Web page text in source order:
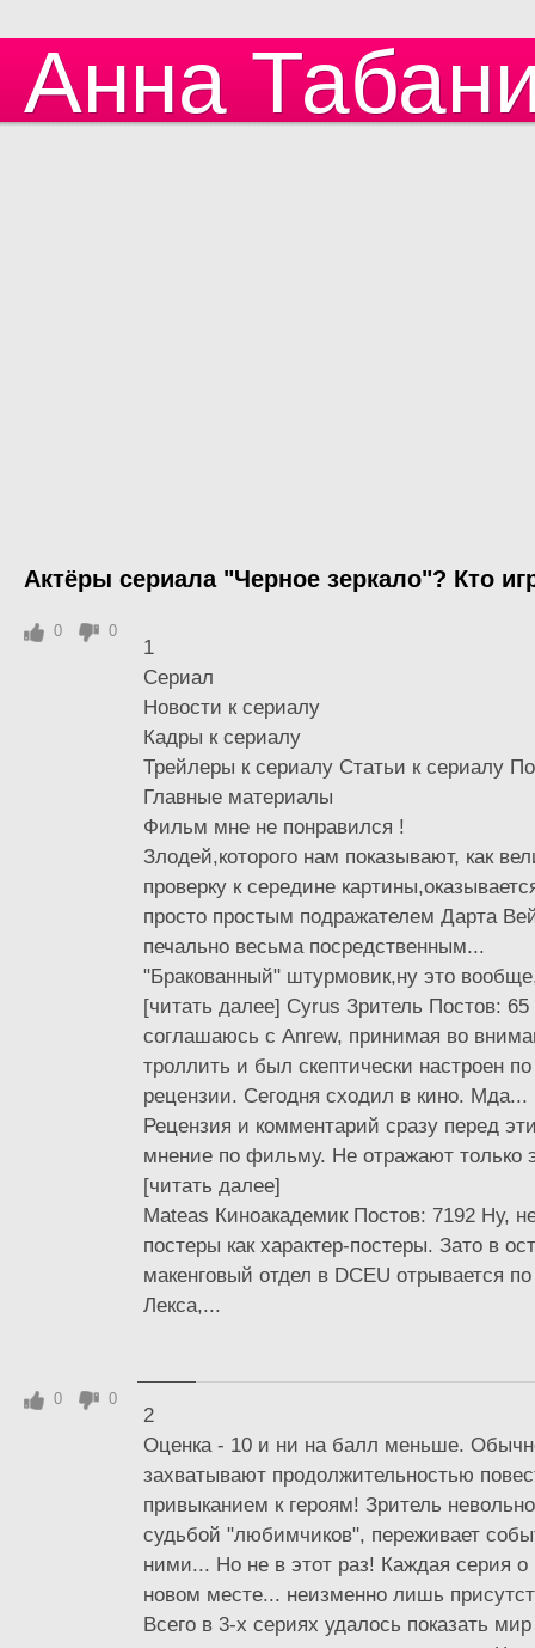
Анна
Актёры сериала "Черное зеркало"? Кто
1
Сериал
Новости к сериалу
Кадры к сериалу
Трейлеры к сериалу Статьи к сериалу
Главные материалы
Фильм мне не понравился !
Злодей,которого нам показывают, как
проверку к середине
просто простым подражателем Дарта
печально весьма посредственным...
"Бракованный" штурмовик,ну это
[читать далее] Cyrus Зритель Постов:
соглашаюсь с Anrew, принимая во
троллить и был скептически настроен
рецензии. Сегодня сходил в кино. Мда...
Рецензия и комментарий сразу перед
мнение по фильму. Не отражают только
[читать далее]
Mateas Киноакадемик Постов: 7192 Ну,
постеры как характер-постеры. Зато в
макенговый отдел в DCEU отрывается
Лекса,...
0 0
2
Оценка - 10 и ни на балл меньше.
захватывают продолжительностью
привыканием к героям! Зритель
судьбой "любимчиков", переживает
ними... Но не в этот раз! Каждая серия о
новом месте... неизменно лишь
Всего в 3-х сериях удалось показать
0 0